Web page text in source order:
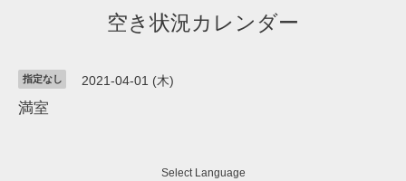
空き状況カレンダー
指定なし 2021-04-01 (木)
満室
Select Language